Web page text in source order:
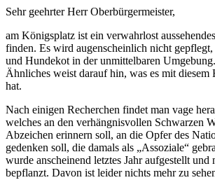
Sehr geehrter Herr Oberbürgermeister,
am Königsplatz ist ein verwahrlost
finden. Es wird augenscheinlich nicht
und Hundekot in der unmittelbaren
Ähnliches weist darauf hin, was es mit diesem
hat.
Nach einigen Recherchen findet man vage
welches an den verhängnisvollen Schwarzen
Abzeichen erinnern soll, an die Opfer des
gedenken soll, die damals als „Assoziale“
wurde anscheinend letztes Jahr aufgestellt und
bepflanzt. Davon ist leider nichts mehr zu